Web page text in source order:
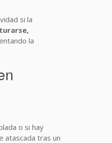
si la
la
o si hay
atascada tras un